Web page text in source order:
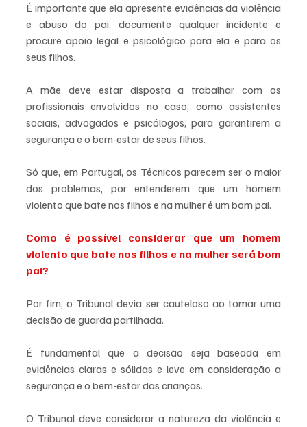
É importante que ela apresente evidências da violência
e abuso do pai, documente qualquer incidente e
procure apoio legal e psicológico para ela e para os
seus filhos.
A mãe deve estar disposta a trabalhar com os
profissionais envolvidos no caso, como assistentes
sociais, advogados e psicólogos, para garantirem a
segurança e o bem-estar de seus filhos.
Só que, em Portugal, os Técnicos parecem ser o maior
dos problemas, por entenderem que um homem
violento que bate nos filhos e na mulher é um bom pai.
Como é possível considerar que um homem
violento que bate nos filhos e na mulher será bom
pai?
Por fim, o Tribunal devia ser cauteloso ao tomar uma
decisão de guarda partilhada.
É fundamental que a decisão seja baseada em
evidências claras e sólidas e leve em consideração a
segurança e o bem-estar das crianças.
O Tribunal deve considerar a natureza da violência e